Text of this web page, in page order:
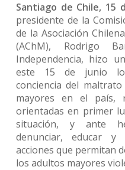
Santiago de Chile, 15
presidente de la
de la Asociación
(AChM), Rodrigo
Independencia, hizo
este 15 de junio
conciencia del
mayores en el país,
orientadas en primer
situación, y ante
denunciar, educar y
acciones que permitan
los adultos mayores